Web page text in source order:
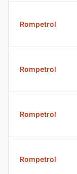
Rompetrol
Rompetrol
Rompetrol
Rompetrol